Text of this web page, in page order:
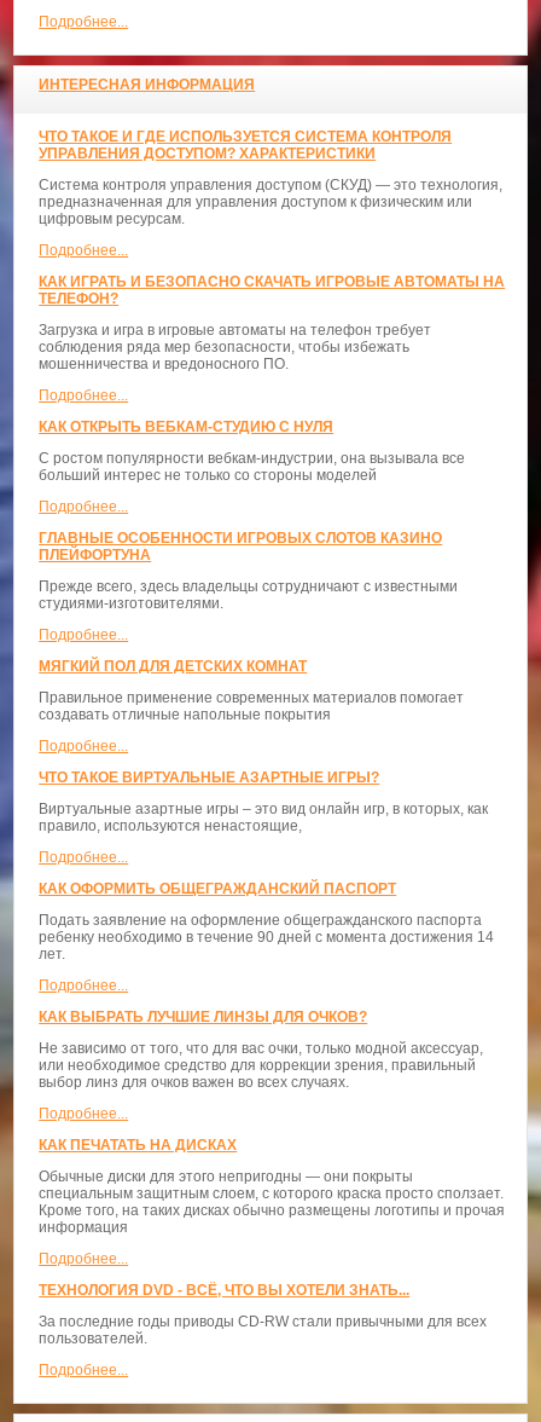
Подробнее...
ИНТЕРЕСНАЯ ИНФОРМАЦИЯ
ЧТО ТАКОЕ И ГДЕ ИСПОЛЬЗУЕТСЯ СИСТЕМА КОНТРОЛЯ
УПРАВЛЕНИЯ ДОСТУПОМ? ХАРАКТЕРИСТИКИ
Система контроля управления доступом (СКУД) — это технология,
предназначенная для управления доступом к физическим или
цифровым ресурсам.
Подробнее...
КАК ИГРАТЬ И БЕЗОПАСНО СКАЧАТЬ ИГРОВЫЕ АВТОМАТЫ НА
ТЕЛЕФОН?
Загрузка и игра в игровые автоматы на телефон требует
соблюдения ряда мер безопасности, чтобы избежать
мошенничества и вредоносного ПО.
Подробнее...
КАК ОТКРЫТЬ ВЕБКАМ-СТУДИЮ С НУЛЯ
С ростом популярности вебкам-индустрии, она вызывала все
больший интерес не только со стороны моделей
Подробнее...
ГЛАВНЫЕ ОСОБЕННОСТИ ИГРОВЫХ СЛОТОВ КАЗИНО
ПЛЕЙФОРТУНА
Прежде всего, здесь владельцы сотрудничают с известными
студиями-изготовителями.
Подробнее...
МЯГКИЙ ПОЛ ДЛЯ ДЕТСКИХ КОМНАТ
Правильное применение современных материалов помогает
создавать отличные напольные покрытия
Подробнее...
ЧТО ТАКОЕ ВИРТУАЛЬНЫЕ АЗАРТНЫЕ ИГРЫ?
Виртуальные азартные игры – это вид онлайн игр, в которых, как
правило, используются ненастоящие,
Подробнее...
КАК ОФОРМИТЬ ОБЩЕГРАЖДАНСКИЙ ПАСПОРТ
Подать заявление на оформление общегражданского паспорта
ребенку необходимо в течение 90 дней с момента достижения 14
лет.
Подробнее...
КАК ВЫБРАТЬ ЛУЧШИЕ ЛИНЗЫ ДЛЯ ОЧКОВ?
Не зависимо от того, что для вас очки, только модной аксессуар,
или необходимое средство для коррекции зрения, правильный
выбор линз для очков важен во всех случаях.
Подробнее...
КАК ПЕЧАТАТЬ НА ДИСКАХ
Обычные диски для этого непригодны — они покрыты
специальным защитным слоем, с которого краска просто сползает.
Кроме того, на таких дисках обычно размещены логотипы и прочая
информация
Подробнее...
ТЕХНОЛОГИЯ DVD - ВСЁ, ЧТО ВЫ ХОТЕЛИ ЗНАТЬ...
За последние годы приводы CD-RW стали привычными для всех
пользователей.
Подробнее...